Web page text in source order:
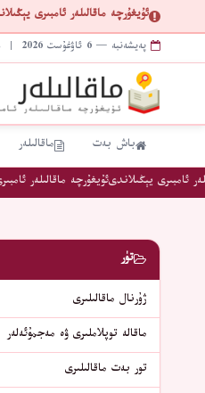
ئۇيغۇرچە ماقالىلەر ئامبىرى
پەيشەنبە — 6 ئاۋغۇست 2026 | ھ 21 سەفەر 1448
باش بەت ماقالىلەر
ئامبىرى يېڭىلاندىئۇيغۇرچە ماقالىلەر
تۈر
ژۇرنال ماقالىلىرى
ماقالە توپلاملىرى ۋە مەجمۇئەلەر
تور بەت ماقالىلىرى